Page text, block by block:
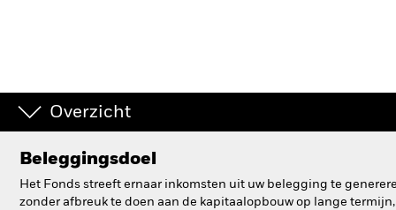
Aladdin
Overzicht
Beleggingsdoel
Het Fonds streeft ernaar inkomsten uit uw belegging te
zonder afbreuk te doen aan de kapitaalopbouw op lange